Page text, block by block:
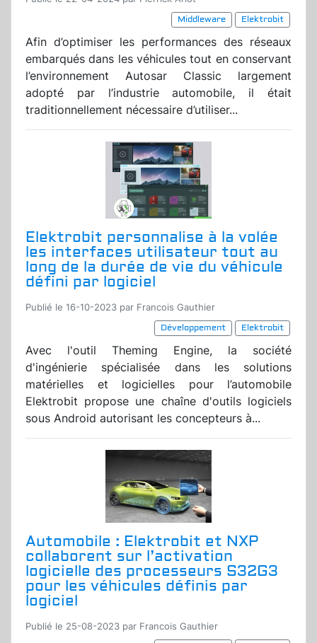
Middleware
Elektrobit
Afin d’optimiser les performances des réseaux
embarqués dans les véhicules tout en conservant
l’environnement Autosar Classic largement
adopté par l’industrie automobile, il était
traditionnellement nécessaire d’utiliser...
Elektrobit personnalise à la volée
les interfaces utilisateur tout au
long de la durée de vie du véhicule
défini par logiciel
Publié le 16-10-2023 par Francois Gauthier
Développement
Elektrobit
Avec l'outil Theming Engine, la société
d'ingénierie spécialisée dans les solutions
matérielles et logicielles pour l’automobile
Elektrobit propose une chaîne d'outils logiciels
sous Android autorisant les concepteurs à...
Automobile : Elektrobit et NXP
collaborent sur l’activation
logicielle des processeurs S32G3
pour les véhicules définis par
logiciel
Publié le 25-08-2023 par Francois Gauthier